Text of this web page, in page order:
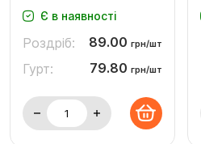
Є в наявності
Роздріб: 89.00 грн/шт
Гурт: 79.80 грн/шт